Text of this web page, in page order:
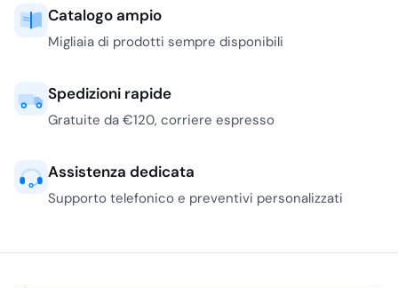
Catalogo ampio
Migliaia di prodotti sempre disponibili
Spedizioni rapide
Gratuite da €120, corriere espresso
Assistenza dedicata
Supporto telefonico e preventivi personalizzati